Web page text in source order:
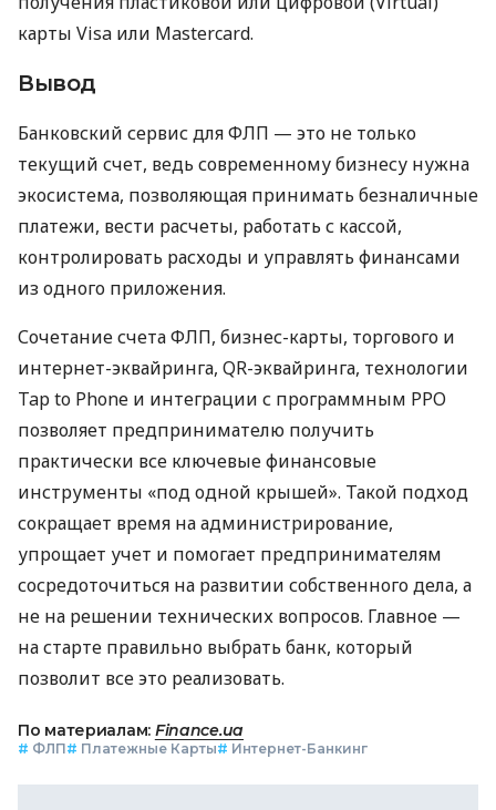
карты Visa или Mastercard.
Вывод
Банковский сервис для ФЛП — это не только
текущий счет, ведь современному бизнесу нужна
экосистема, позволяющая принимать безналичные
платежи, вести расчеты, работать с кассой,
контролировать расходы и управлять финансами
из одного приложения.
Сочетание счета ФЛП, бизнес-карты, торгового и
интернет-эквайринга, QR-эквайринга, технологии
Tap to Phone и интеграции с программным РРО
позволяет предпринимателю получить
практически все ключевые финансовые
инструменты «под одной крышей». Такой подход
сокращает время на администрирование,
упрощает учет и помогает предпринимателям
сосредоточиться на развитии собственного дела, а
не на решении технических вопросов. Главное —
на старте правильно выбрать банк, который
позволит все это реализовать.
По материалам: Finance.ua
# ФЛП# Платежные Карты# Интернет-Банкинг